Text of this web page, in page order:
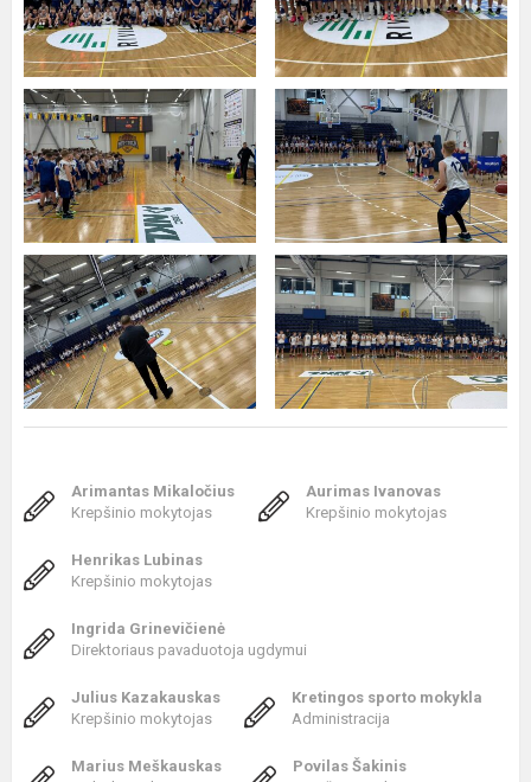
Arimantas Mikaločius
Krepšinio mokytojas
Aurimas Ivanovas
Krepšinio mokytojas
Henrikas Lubinas
Krepšinio mokytojas
Ingrida Grinevičienė
Direktoriaus pavaduotoja ugdymui
Julius Kazakauskas
Krepšinio mokytojas
Kretingos sporto mokykla
Administracija
Marius Meškauskas
Povilas Šakinis